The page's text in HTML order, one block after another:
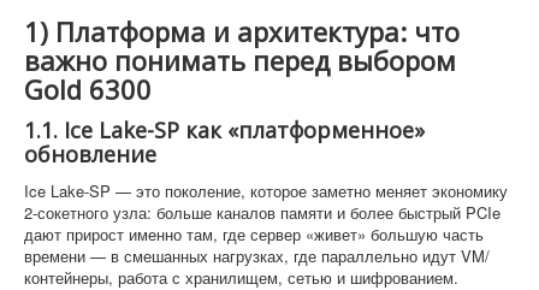
1) Платформа и архитектура: что
важно понимать перед выбором
Gold 6300
1.1. Ice Lake-SP как «платформенное»
обновление
Ice Lake-SP — это поколение, которое заметно меняет экономику
2-сокетного узла: больше каналов памяти и более быстрый PCIe
дают прирост именно там, где сервер «живет» большую часть
времени — в смешанных нагрузках, где параллельно идут VM/
контейнеры, работа с хранилищем, сетью и шифрованием.